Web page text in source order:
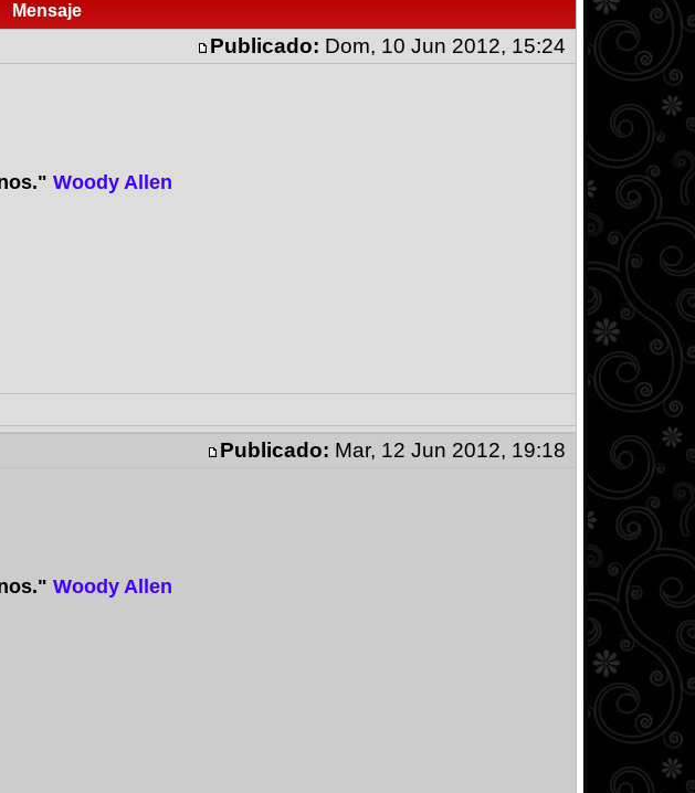
Mensaje
Publicado: Dom, 10 Jun 2012, 15:24
Woody Allen
Publicado: Mar, 12 Jun 2012, 19:18
Woody Allen